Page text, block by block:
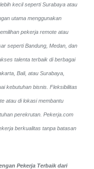
kecil seperti Surabaya atau
utama menggunakan
pekerja remote atau
seperti Bandung, Medan, dan
talenta terbaik di berbagai
Bali, atau Surabaya,
kebutuhan bisnis. Fleksibilitas
atau di lokasi membantu
perekrutan. Pekerja.com
berkualitas tanpa batasan
Pekerja Terbaik dari